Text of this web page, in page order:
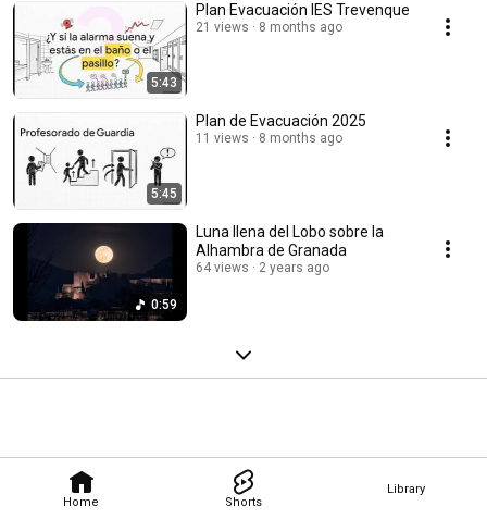
Home Shorts
Library
5:43
Plan Evacuación IES Trevenque
21 views 8 months ago
5:45
Plan de Evacuación 2025
11 views 8 months ago
0:59
Luna llena del Lobo sobre la
Alhambra de Granada
64 views 2 years ago